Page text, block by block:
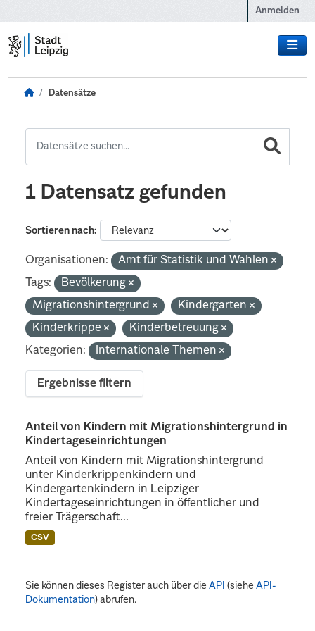
Anmelden
Datensätze
1 Datensatz gefunden
Sortieren nach
Organisationen:
Amt für Statistik und Wahlen
Tags:
Bevölkerung
Migrationshintergrund
Kindergarten
Kinderkrippe
Kinderbetreuung
Kategorien:
Internationale Themen
Ergebnisse filtern
Anteil von Kindern mit Migrationshintergrund in
Kindertageseinrichtungen
Anteil von Kindern mit Migrationshintergrund
unter Kinderkrippenkindern und
Kindergartenkindern in Leipziger
Kindertageseinrichtungen in öffentlicher und
freier Trägerschaft...
CSV
Sie können dieses Register auch über dieAPI (sieheAPI-
Dokumentation) abrufen.